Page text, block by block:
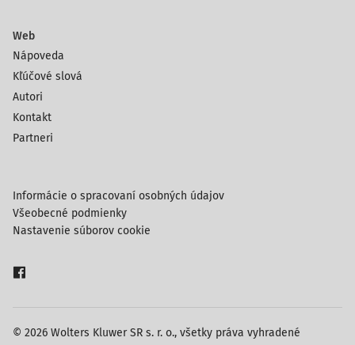
Web
Nápoveda
Kľúčové slová
Autori
Kontakt
Partneri
© 2026 Wolters Kluwer SR s. r. o., všetky práva vyhradené
Informácie o spracovaní osobných údajov
Všeobecné podmienky
Nastavenie súborov cookie